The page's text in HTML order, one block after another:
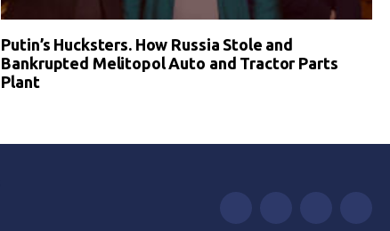
Putin’s Hucksters. How Russia Stole and
Bankrupted Melitopol Auto and Tractor Parts
Plant